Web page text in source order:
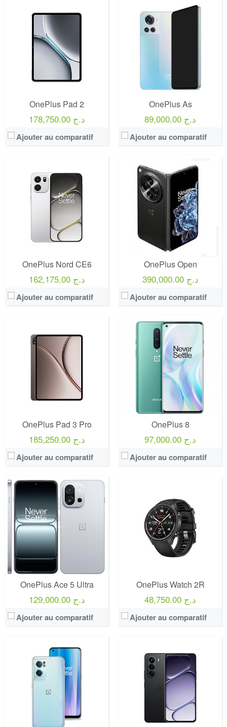
OnePlus Pad 2
178,750.00 د.ج
Ajouter au comparatif
OnePlus As
89,000.00 د.ج
Ajouter au comparatif
OnePlus Nord CE6
162,175.00 د.ج
Ajouter au comparatif
OnePlus Open
390,000.00 د.ج
Ajouter au comparatif
OnePlus Pad 3 Pro
185,250.00 د.ج
Ajouter au comparatif
OnePlus 8
97,000.00 د.ج
Ajouter au comparatif
OnePlus Ace 5 Ultra
129,000.00 د.ج
Ajouter au comparatif
OnePlus Watch 2R
48,750.00 د.ج
Ajouter au comparatif